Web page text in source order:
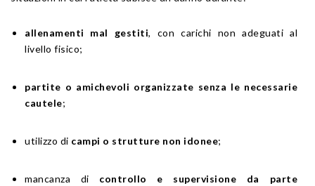
allenamenti mal gestiti, con carichi non adeguati al
livello fisico;
partite o amichevoli organizzate senza le necessarie
cautele;
utilizzo di campi o strutture non idonee;
mancanza di controllo e supervisione da parte